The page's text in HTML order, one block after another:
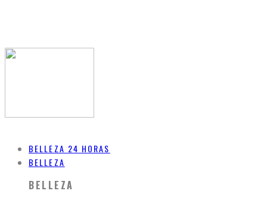
BELLEZA 24 HORAS
BELLEZA
BELLEZA